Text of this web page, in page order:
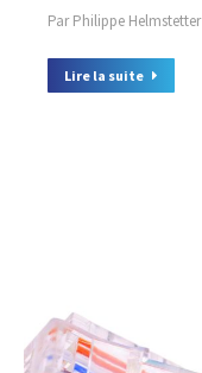
ParPhilippe Helmstetter
Lire la suite